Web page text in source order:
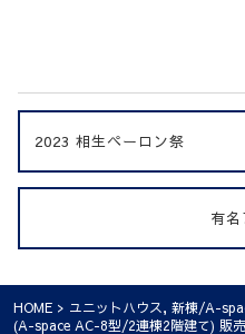
2023 相生ペーロン祭
有
HOME > ユニットハウス, 新棟/A-
(A-space AC-8型/2連棟2階建て) 販売